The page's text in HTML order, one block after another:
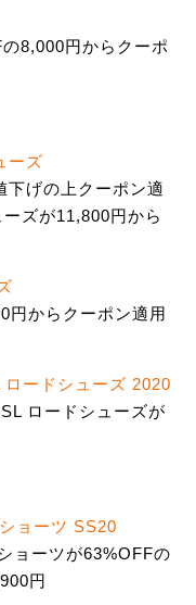
8,000円からクーポ
ーズ
下げの上クーポン適
ズが11,800円から
円からクーポン適用
ードシューズ 2020
ロードシューズが
ョーツ SS20
ョーツが63%OFFの
円